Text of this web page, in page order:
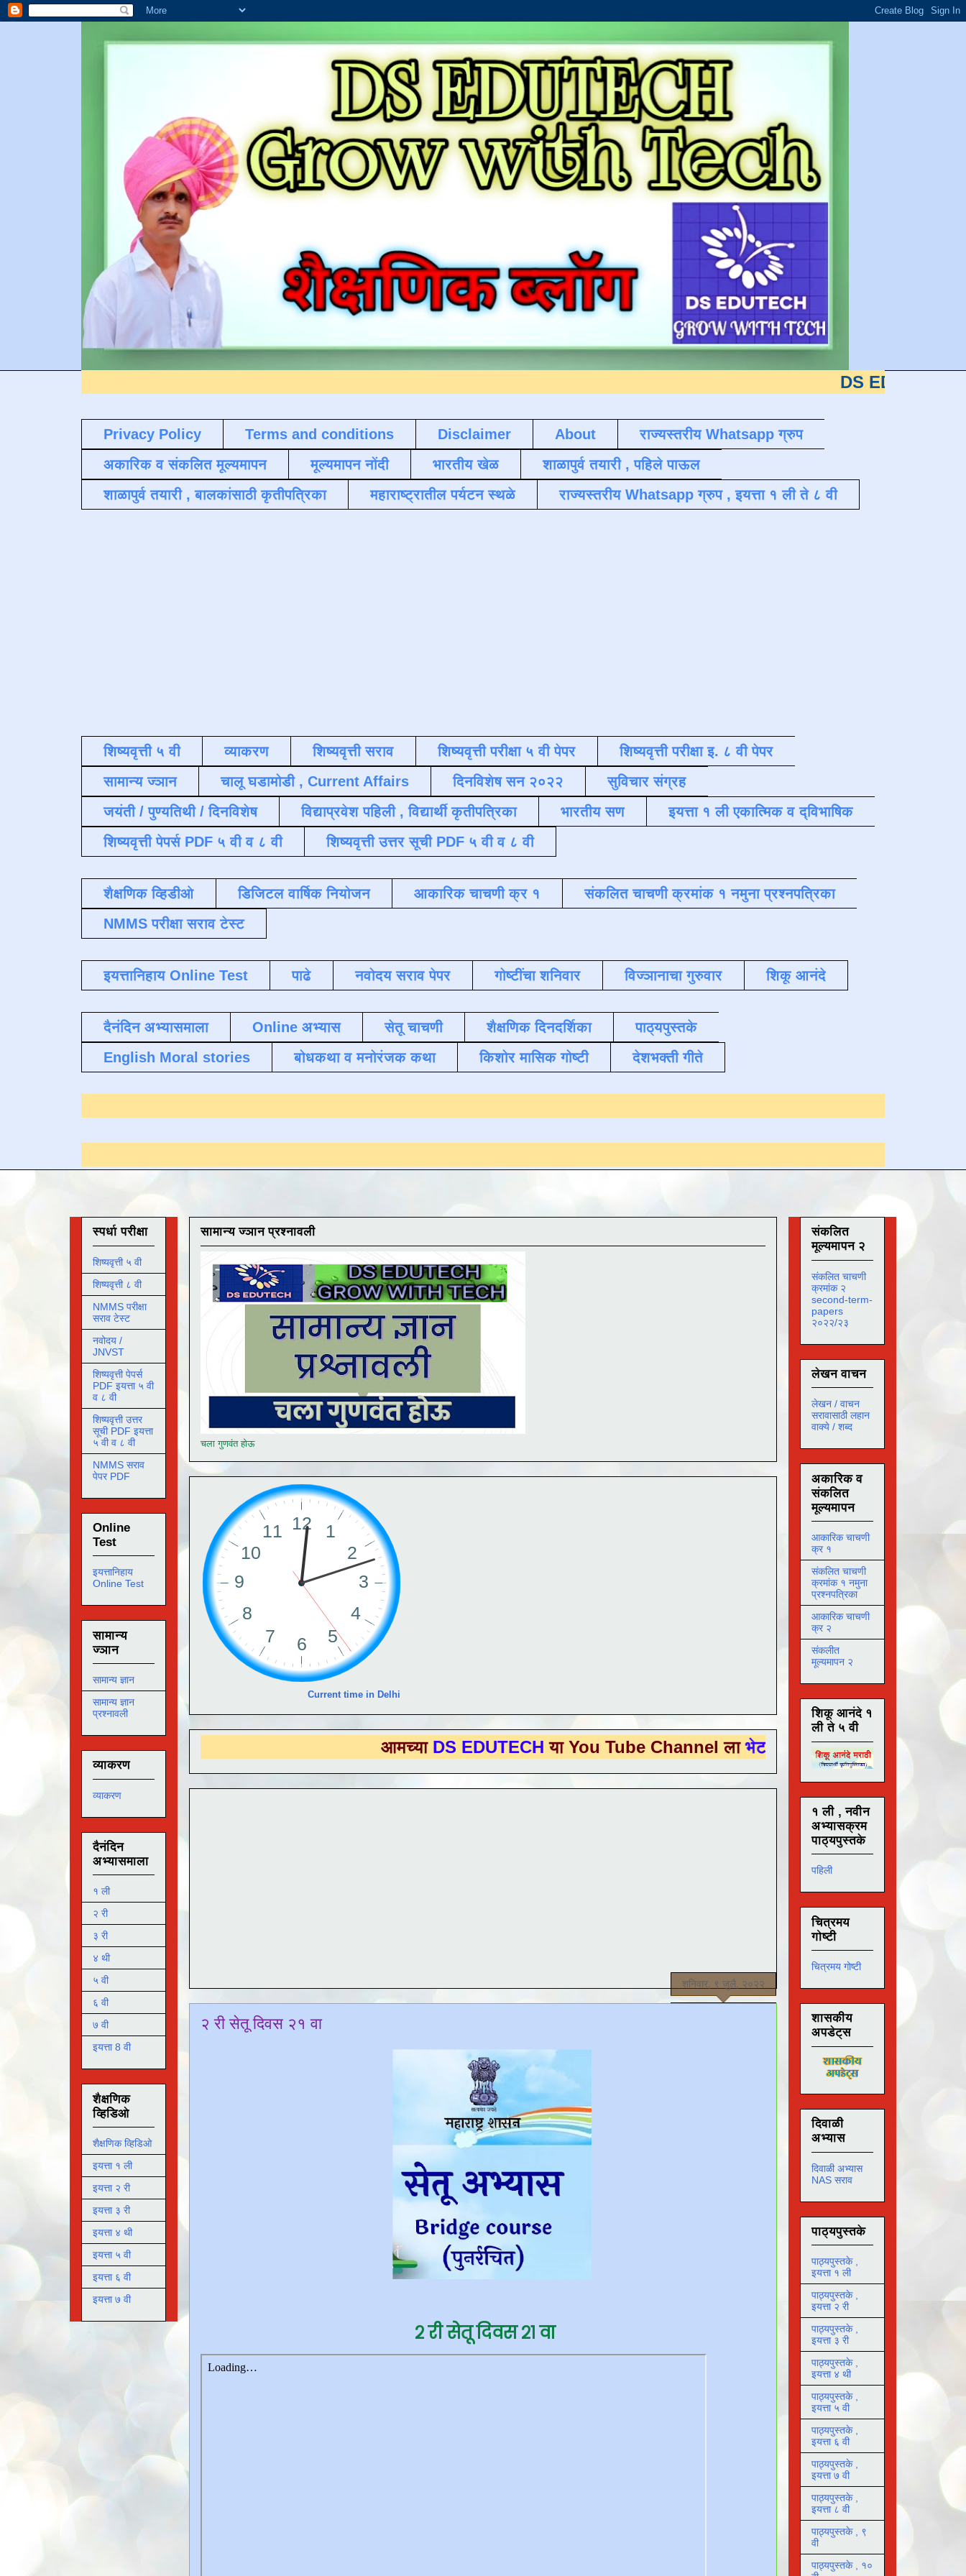
DS EDUTECH या शैक्षणिक
Privacy Policy Terms and conditions Disclaimer About
राज्यस्तरीय Whatsapp ग्रुप
अकारिक व संकलित मूल्यमापन
मूल्यमापन नोंदी भारतीय खेळ
शाळापुर्व तयारी , पहिले पाऊल
शाळापुर्व तयारी , बालकांसाठी कृतीपत्रिका
महाराष्ट्रातील पर्यटन स्थळे राज्यस्तरीय Whatsapp ग्रुप , इयत्ता १ ली ते ८ वी
शिष्यवृत्ती ५ वी व्याकरण शिष्यवृत्ती सराव शिष्यवृत्ती परीक्षा ५ वी पेपर
शिष्यवृत्ती परीक्षा इ. ८ वी पेपर
सामान्य ज्ञान
चालू घडामोडी , Current Affairs दिनविशेष सन २०२२
सुविचार संग्रह
जयंती / पुण्यतिथी / दिनविशेष
विद्याप्रवेश पहिली , विद्यार्थी कृतीपत्रिका भारतीय सण
इयत्ता १ ली एकात्मिक व द्विभाषिक
शिष्यवृत्ती पेपर्स PDF ५ वी व ८ वी
शिष्यवृत्ती उत्तर सूची PDF ५ वी व ८ वी
शैक्षणिक व्हिडीओ डिजिटल वार्षिक नियोजन आकारिक चाचणी क्र १
संकलित चाचणी क्रमांक १ नमुना प्रश्नपत्रिका
NMMS परीक्षा सराव टेस्ट
इयत्तानिहाय Online Test पाढे नवोदय सराव पेपर गोष्टींचा शनिवार विज्ञानाचा गुरुवार शिकू आनंदे
दैनंदिन अभ्यासमाला Online अभ्यास सेतू चाचणी शैक्षणिक दिनदर्शिका
पाठ्यपुस्तके
English Moral stories
बोधकथा व मनोरंजक कथा किशोर मासिक गोष्टी देशभक्ती गीते
सामान्य ज्ञान प्रश्नावली
चला गुणवंत होऊ
Current time in Delhi
DS EDUTECHया You Tube Channel लाभेट देण्यासाठी येथे क्लिक करा .
शनिवार, ९ जुलै, २०२२
२ री सेतू दिवस २१ वा
२ री सेतू दिवस २१वा
स्पर्धा परीक्षा
शिष्यवृत्ती ५ वी
शिष्यवृत्ती ८ वी
NMMS परीक्षा
सराव टेस्ट
नवोदय /
JNVST
शिष्यवृत्ती पेपर्स
PDF इयत्ता ५ वी
व ८ वी
शिष्यवृत्ती उत्तर
सूची PDF इयत्ता
५ वी व ८ वी
NMMS सराव
पेपर PDF
Online
Test
इयत्तानिहाय
Online Test
सामान्य
ज्ञान
सामान्य ज्ञान
सामान्य ज्ञान
प्रश्नावली
व्याकरण
व्याकरण
दैनंदिन
अभ्यासमाला
१ ली
२ री
३ री
४ थी
५ वी
६ वी
७ वी
इयत्ता 8 वी
शैक्षणिक
व्हिडिओ
शैक्षणिक व्हिडिओ
इयत्ता १ ली
इयत्ता २ री
इयत्ता ३ री
इयत्ता ४ थी
इयत्ता ५ वी
इयत्ता ६ वी
इयत्ता ७ वी
संकलित
मूल्यमापन २
संकलित चाचणी
क्रमांक २
second-term-
papers
२०२२/२३
लेखन वाचन
लेखन / वाचन
सरावासाठी लहान
वाक्ये / शब्द
अकारिक व
संकलित
मूल्यमापन
आकारिक चाचणी
क्र १
संकलित चाचणी
क्रमांक १ नमुना
प्रश्नपत्रिका
आकारिक चाचणी
क्र २
संकलीत
मूल्यमापन २
शिकू आनंदे १
ली ते ५ वी
१ ली , नवीन
अभ्यासक्रम
पाठ्यपुस्तके
पहिली
चित्रमय
गोष्टी
चित्रमय गोष्टी
शासकीय
अपडेट्स
दिवाळी
अभ्यास
दिवाळी अभ्यास
NAS सराव
पाठ्यपुस्तके
पाठ्यपुस्तके ,
इयत्ता १ ली
पाठ्यपुस्तके ,
इयत्ता २ री
पाठ्यपुस्तके ,
इयत्ता ३ री
पाठ्यपुस्तके ,
इयत्ता ४ थी
पाठ्यपुस्तके ,
इयत्ता ५ वी
पाठ्यपुस्तके ,
इयत्ता ६ वी
पाठ्यपुस्तके ,
इयत्ता ७ वी
पाठ्यपुस्तके ,
इयत्ता ८ वी
पाठ्यपुस्तके , ९
वी
पाठ्यपुस्तके , १०